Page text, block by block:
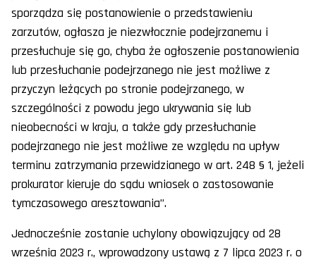
sporządza się postanowienie o przedstawieniu
zarzutów, ogłasza je niezwłocznie podejrzanemu i
przesłuchuje się go, chyba że ogłoszenie postanowienia
lub przesłuchanie podejrzanego nie jest możliwe z
przyczyn leżących po stronie podejrzanego, w
szczególności z powodu jego ukrywania się lub
nieobecności w kraju, a także gdy przesłuchanie
podejrzanego nie jest możliwe ze względu na upływ
terminu zatrzymania przewidzianego w art. 248 § 1, jeżeli
prokurator kieruje do sądu wniosek o zastosowanie
tymczasowego aresztowania”.
Jednocześnie zostanie uchylony obowiązujący od 28
września 2023 r., wprowadzony ustawą z 7 lipca 2023 r. o